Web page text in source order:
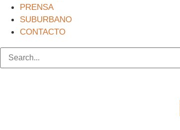
PRENSA
SUBURBANO
CONTACTO